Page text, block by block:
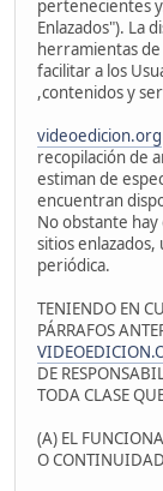
pertenecientes
Enlazados"). La
herramientas
facilitar a los
,contenidos y
videoedicion.org
recopilación de
estiman de
encuentran
No obstante
sitios
periódica.
TENIENDO EN
PÁRRAFOS
DE
TODA CLASE
(A) EL
O